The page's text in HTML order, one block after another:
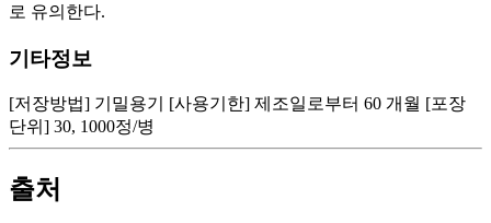
로 유의한다.
기타정보
[저장방법] 기밀용기 [사용기한] 제조일로부터 60 개월 [포장
단위] 30, 1000정/병
출처